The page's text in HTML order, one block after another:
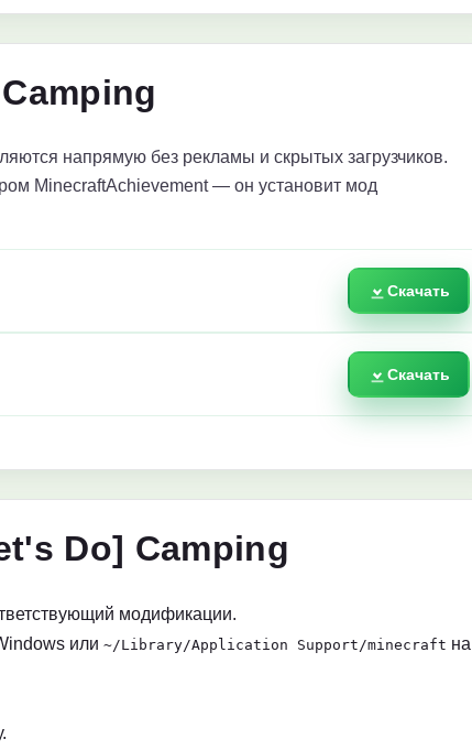
напрямую без рекламы и скрытых загрузчиков.
MinecraftAchievement — он установит мод
Скачать
Скачать
Do] Camping
модификации.
или ~/Library/Application Support/minecraft на